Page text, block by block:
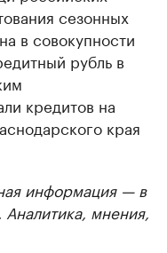
сезонных
в совокупности
рубль в
кредитов на
края
информация — в
Аналитика, мнения,